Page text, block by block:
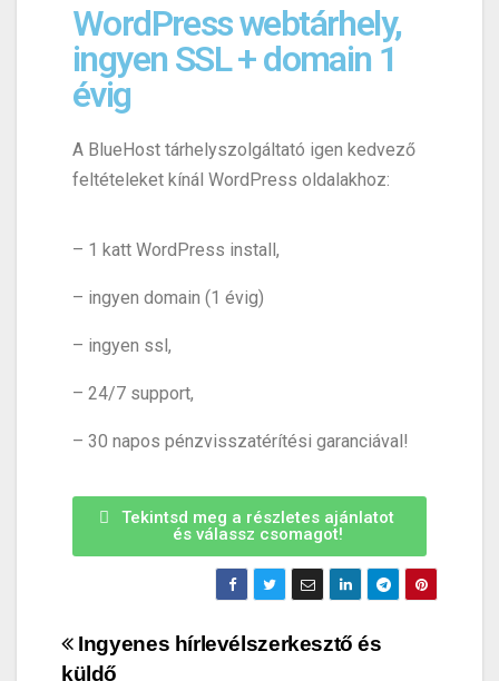
WordPress webtárhely,
ingyen SSL + domain 1
évig
A BlueHost tárhelyszolgáltató igen kedvező
feltételeket kínál WordPress oldalakhoz:
– 1 katt WordPress install,
– ingyen domain (1 évig)
– ingyen ssl,
– 24/7 support,
– 30 napos pénzvisszatérítési garanciával!
Tekintsd meg a részletes ajánlatot
és válassz csomagot!
Ingyenes hírlevélszerkesztő és
küldő